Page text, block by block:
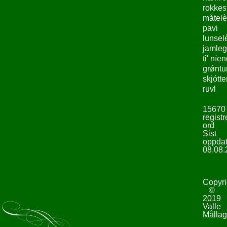
pavi
ti'
ruvl
15670
ord
Sist
©
2019
Valle
Mållag